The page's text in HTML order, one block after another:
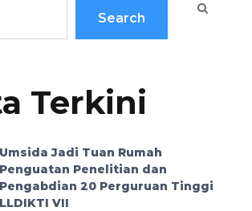
Search
Terkini
Umsida Jadi Tuan Rumah
Penguatan Penelitian dan
Pengabdian 20 Perguruan Tinggi
LLDIKTI VII